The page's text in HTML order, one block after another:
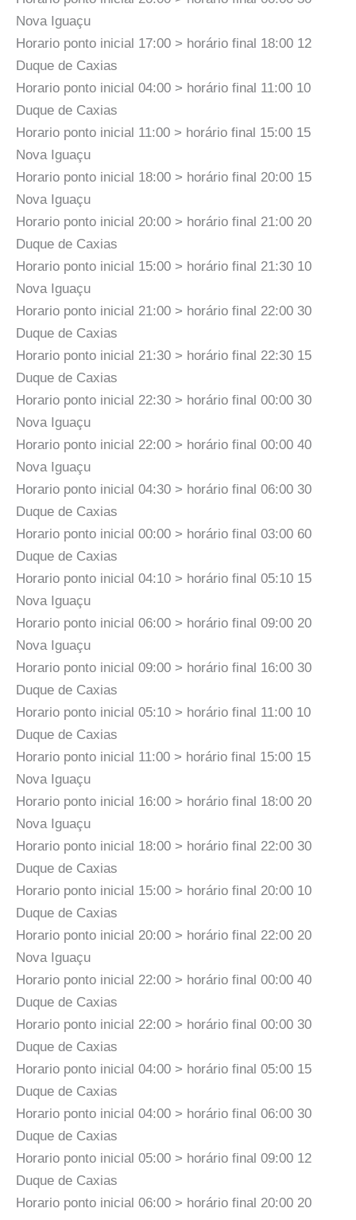
Nova Iguaçu
Horario ponto inicial 17:00 > horário final 18:00 12
Duque de Caxias
Horario ponto inicial 04:00 > horário final 11:00 10
Duque de Caxias
Horario ponto inicial 11:00 > horário final 15:00 15
Nova Iguaçu
Horario ponto inicial 18:00 > horário final 20:00 15
Nova Iguaçu
Horario ponto inicial 20:00 > horário final 21:00 20
Duque de Caxias
Horario ponto inicial 15:00 > horário final 21:30 10
Nova Iguaçu
Horario ponto inicial 21:00 > horário final 22:00 30
Duque de Caxias
Horario ponto inicial 21:30 > horário final 22:30 15
Duque de Caxias
Horario ponto inicial 22:30 > horário final 00:00 30
Nova Iguaçu
Horario ponto inicial 22:00 > horário final 00:00 40
Nova Iguaçu
Horario ponto inicial 04:30 > horário final 06:00 30
Duque de Caxias
Horario ponto inicial 00:00 > horário final 03:00 60
Duque de Caxias
Horario ponto inicial 04:10 > horário final 05:10 15
Nova Iguaçu
Horario ponto inicial 06:00 > horário final 09:00 20
Nova Iguaçu
Horario ponto inicial 09:00 > horário final 16:00 30
Duque de Caxias
Horario ponto inicial 05:10 > horário final 11:00 10
Duque de Caxias
Horario ponto inicial 11:00 > horário final 15:00 15
Nova Iguaçu
Horario ponto inicial 16:00 > horário final 18:00 20
Nova Iguaçu
Horario ponto inicial 18:00 > horário final 22:00 30
Duque de Caxias
Horario ponto inicial 15:00 > horário final 20:00 10
Duque de Caxias
Horario ponto inicial 20:00 > horário final 22:00 20
Nova Iguaçu
Horario ponto inicial 22:00 > horário final 00:00 40
Duque de Caxias
Horario ponto inicial 22:00 > horário final 00:00 30
Duque de Caxias
Horario ponto inicial 04:00 > horário final 05:00 15
Duque de Caxias
Horario ponto inicial 04:00 > horário final 06:00 30
Duque de Caxias
Horario ponto inicial 05:00 > horário final 09:00 12
Duque de Caxias
Horario ponto inicial 06:00 > horário final 20:00 20